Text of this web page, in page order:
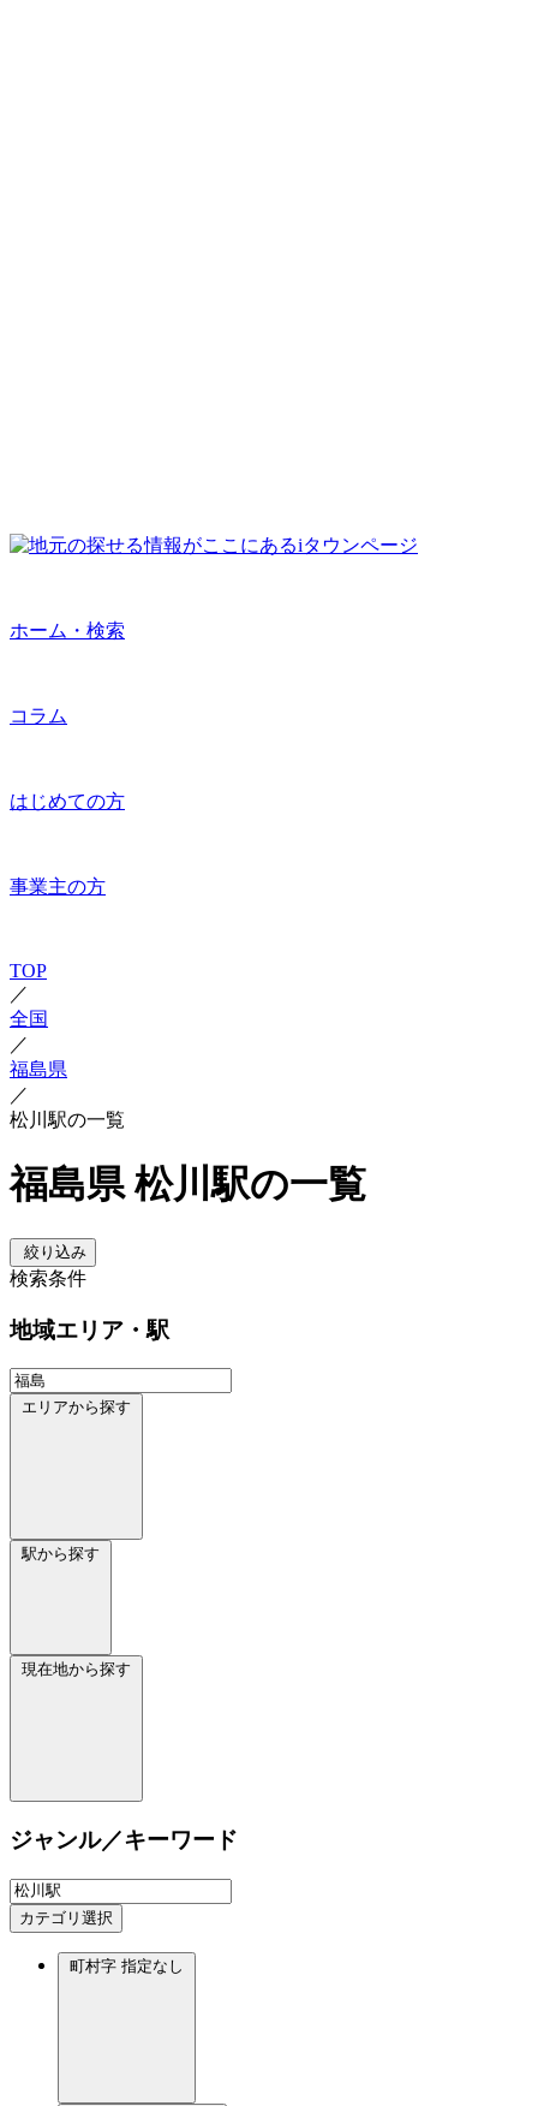
ホーム・検索
コラム
はじめての方
事業主の方
TOP
／
全国
／
福島県
／
松川駅の一覧
福島県 松川駅の一覧
絞り込み
検索条件
地域エリア・駅
エリアから探す
駅から探す
現在地から探す
ジャンル／キーワード
カテゴリ選択
町村字 指定なし